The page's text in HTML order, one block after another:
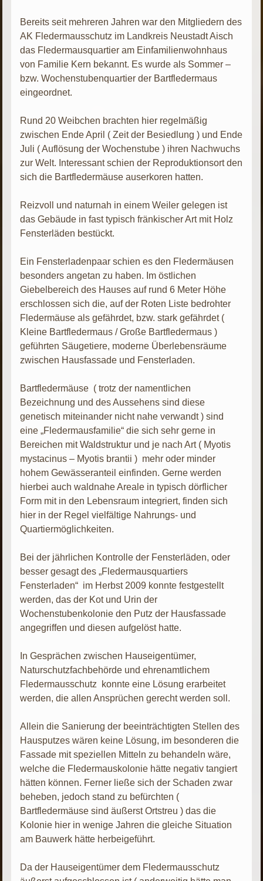
Bereits seit mehreren Jahren war den Mitgliedern des
AK Fledermausschutz im Landkreis Neustadt Aisch
das Fledermausquartier am Einfamilienwohnhaus
von Familie Kern bekannt. Es wurde als Sommer –
bzw. Wochenstubenquartier der Bartfledermaus
eingeordnet.
Rund 20 Weibchen brachten hier regelmäßig
zwischen Ende April ( Zeit der Besiedlung ) und Ende
Juli ( Auflösung der Wochenstube ) ihren Nachwuchs
zur Welt. Interessant schien der Reproduktionsort den
sich die Bartfledermäuse auserkoren hatten.
Reizvoll und naturnah in einem Weiler gelegen ist
das Gebäude in fast typisch fränkischer Art mit Holz
Fensterläden bestückt.
Ein Fensterladenpaar schien es den Fledermäusen
besonders angetan zu haben. Im östlichen
Giebelbereich des Hauses auf rund 6 Meter Höhe
erschlossen sich die, auf der Roten Liste bedrohter
Fledermäuse als gefährdet, bzw. stark gefährdet (
Kleine Bartfledermaus / Große Bartfledermaus )
geführten Säugetiere, moderne Überlebensräume
zwischen Hausfassade und Fensterladen.
Bartfledermäuse ( trotz der namentlichen
Bezeichnung und des Aussehens sind diese
genetisch miteinander nicht nahe verwandt ) sind
eine „Fledermausfamilie“ die sich sehr gerne in
Bereichen mit Waldstruktur und je nach Art ( Myotis
mystacinus – Myotis brantii ) mehr oder minder
hohem Gewässeranteil einfinden. Gerne werden
hierbei auch waldnahe Areale in typisch dörflicher
Form mit in den Lebensraum integriert, finden sich
hier in der Regel vielfältige Nahrungs- und
Quartiermöglichkeiten.
Bei der jährlichen Kontrolle der Fensterläden, oder
besser gesagt des „Fledermausquartiers
Fensterladen“ im Herbst 2009 konnte festgestellt
werden, das der Kot und Urin der
Wochenstubenkolonie den Putz der Hausfassade
angegriffen und diesen aufgelöst hatte.
In Gesprächen zwischen Hauseigentümer,
Naturschutzfachbehörde und ehrenamtlichem
Fledermausschutz konnte eine Lösung erarbeitet
werden, die allen Ansprüchen gerecht werden soll.
Allein die Sanierung der beeinträchtigten Stellen des
Hausputzes wären keine Lösung, im besonderen die
Fassade mit speziellen Mitteln zu behandeln wäre,
welche die Fledermauskolonie hätte negativ tangiert
hätten können. Ferner ließe sich der Schaden zwar
beheben, jedoch stand zu befürchten (
Bartfledermäuse sind äußerst Ortstreu ) das die
Kolonie hier in wenige Jahren die gleiche Situation
am Bauwerk hätte herbeigeführt.
Da der Hauseigentümer dem Fledermausschutz